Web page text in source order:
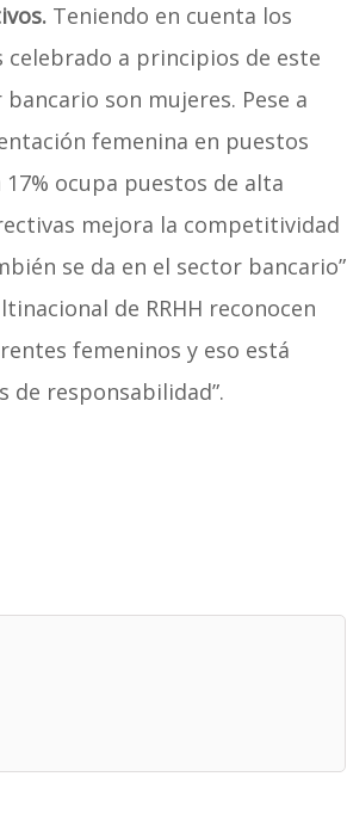
Teniendo en cuenta los
celebrado a principios de este
son mujeres. Pese a
femenina en puestos
ocupa puestos de alta
mejora la competitividad
se da en el sector bancario”
de RRHH reconocen
femeninos y eso está
responsabilidad”.